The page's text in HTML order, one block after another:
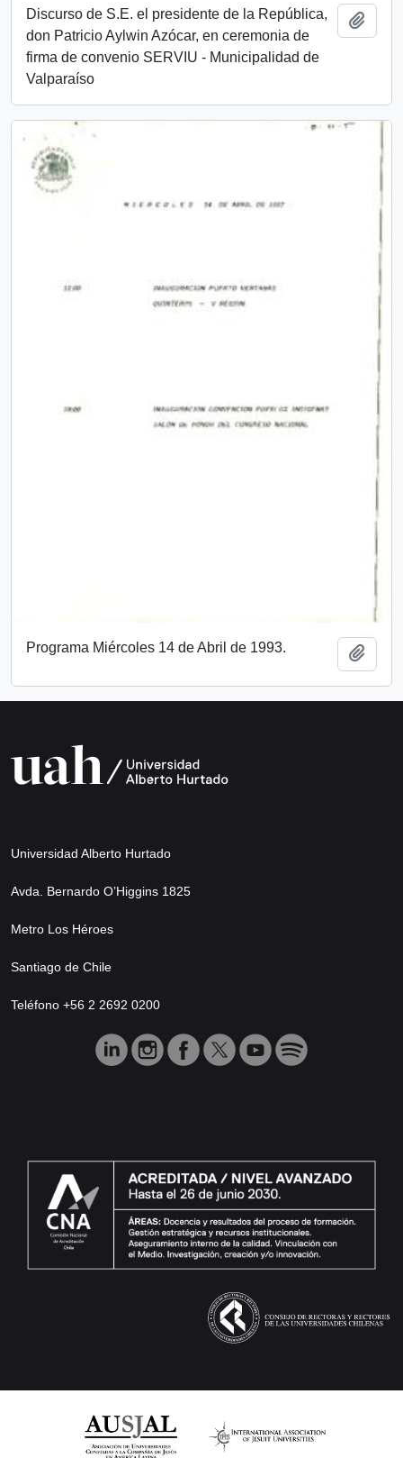
Discurso de S.E. el presidente de la República,
don Patricio Aylwin Azócar, en ceremonia de
firma de convenio SERVIU - Municipalidad de
Valparaíso
Programa Miércoles 14 de Abril de 1993.
Universidad Alberto Hurtado
Avda. Bernardo O’Higgins 1825
Metro Los Héroes
Santiago de Chile
Teléfono +56 2 2692 0200